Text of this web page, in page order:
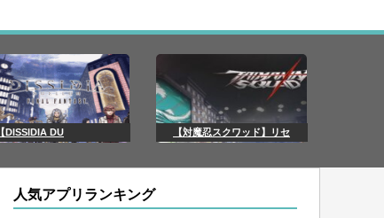
【DISSIDIA DU 【対魔忍スクワッド】リセ
人気アプリランキング